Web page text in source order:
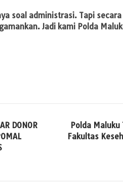
soal administrasi. Tapi
Jadi kami Polda
DONOR
Polda Maluku
Fakultas